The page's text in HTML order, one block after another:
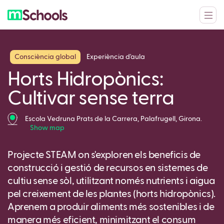
Consciència global Experiència d'aula
Horts Hidropònics:
Cultivar sense terra
Escola Vedruna Prats de la Carrera, Palafrugell, Girona.
Show map
Projecte STEAM on s'exploren els beneficis de
construcció i gestió de recursos en sistemes de
cultiu sense sòl, utilitzant només nutrients i aigua
pel creixement de les plantes (horts hidropònics).
Aprenem a produir aliments més sostenibles i de
manera més eficient, minimitzant el consum